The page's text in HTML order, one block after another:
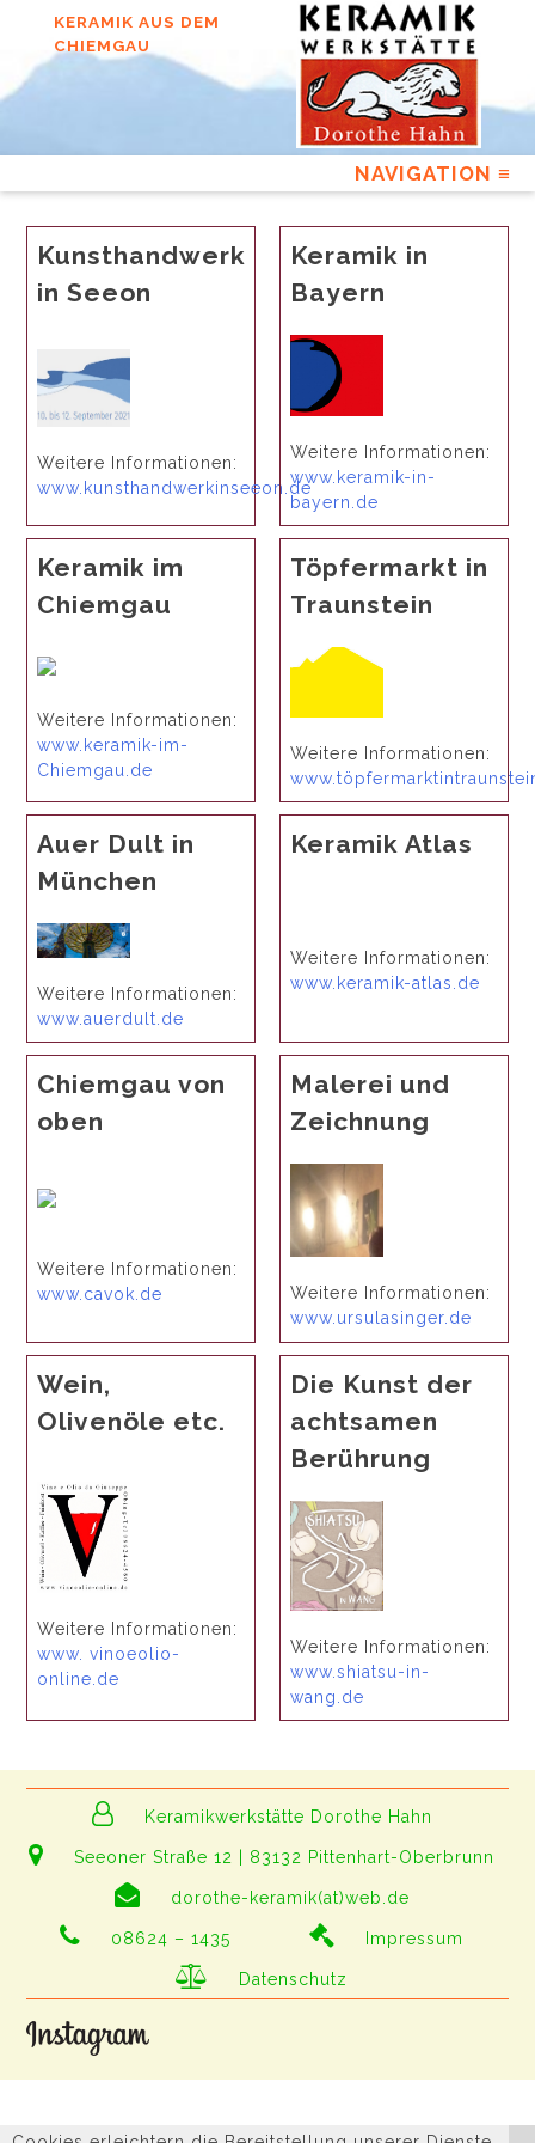
content
KERAMIK AUS DEM
CHIEMGAU
Kunsthandwerk
in Seeon
Weitere Informationen:
www.kunsthandwerkinseeon.de
Keramik in
Bayern
Weitere Informationen:
www.keramik-in-
bayern.de
Keramik im
Chiemgau
Weitere Informationen:
www.keramik-im-
Chiemgau.de
Töpfermarkt in
Traunstein
Weitere Informationen:
Auer Dult in
München
Weitere Informationen:
www.auerdult.de
Keramik Atlas
Weitere Informationen:
www.keramik-atlas.de
Chiemgau von
oben
Weitere Informationen:
www.cavok.de
Malerei und
Zeichnung
Weitere Informationen:
www.ursulasinger.de
Wein,
Olivenöle etc.
Weitere Informationen:
www. vinoeolio-
online.de
Die Kunst der
achtsamen
Berührung
Weitere Informationen:
www.shiatsu-in-
wang.de
Keramikwerkstätte Dorothe Hahn
Seeoner Straße 12 | 83132 Pittenhart-Oberbrunn
dorothe-keramik(at)web.de
08624 – 1435 Impressum
Datenschutz